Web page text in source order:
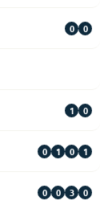
0 0
1 0
0 1 0 1
0 0 3 0